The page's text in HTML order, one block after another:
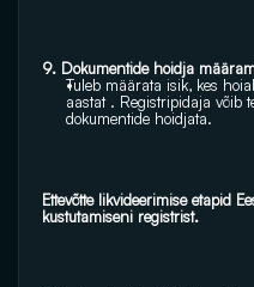
9. Dokumentide hoidja
Tuleb määrata isik, kes
aastat . Registripidaja võib
dokumentide hoidjata.
Ettevõtte likvideerimise etapid
kustutamiseni registrist.